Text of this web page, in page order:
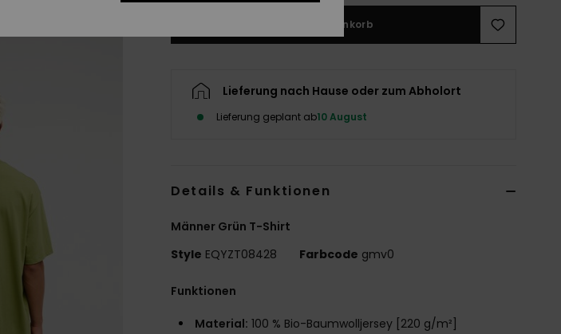
In den Warenkorb
Lieferung nach Hause oder zum Abholort
Lieferung geplant ab10 August
Details & Funktionen
Männer Grün T-Shirt
Style EQYZT08428 Farbcode gmv0
Funktionen
Material: 100 % Bio-Baumwolljersey [220 g/m²]